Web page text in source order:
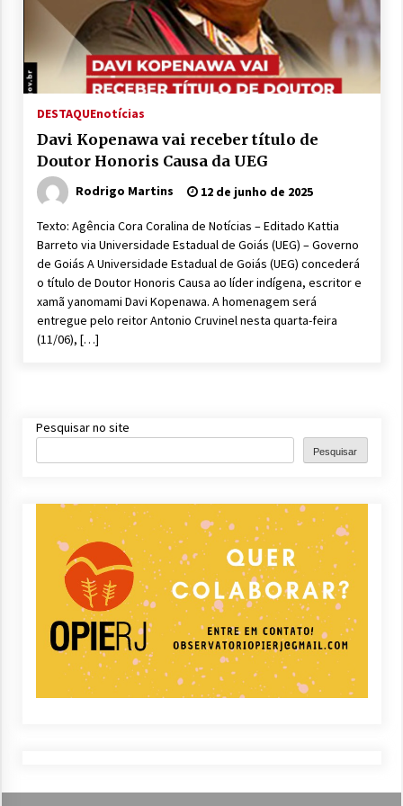
DESTAQUEnotícias
Davi Kopenawa vai receber título de
Doutor Honoris Causa da UEG
Rodrigo Martins 12 de junho de 2025
Texto: Agência Cora Coralina de Notícias – Editado Kattia
Barreto via Universidade Estadual de Goiás (UEG) – Governo
de Goiás A Universidade Estadual de Goiás (UEG) concederá
o título de Doutor Honoris Causa ao líder indígena, escritor e
xamã yanomami Davi Kopenawa. A homenagem será
entregue pelo reitor Antonio Cruvinel nesta quarta-feira
(11/06), […]
Pesquisar no site
Pesquisar